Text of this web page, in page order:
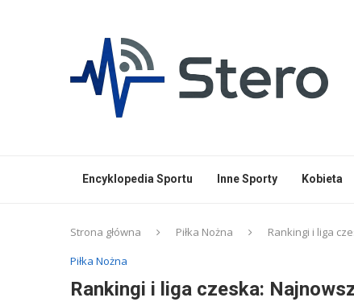
Encyklopedia Sportu Inne Sporty Kobieta
Strona główna Piłka Nożna
Rankingi i liga
Piłka Nożna
Rankingi i liga czeska: